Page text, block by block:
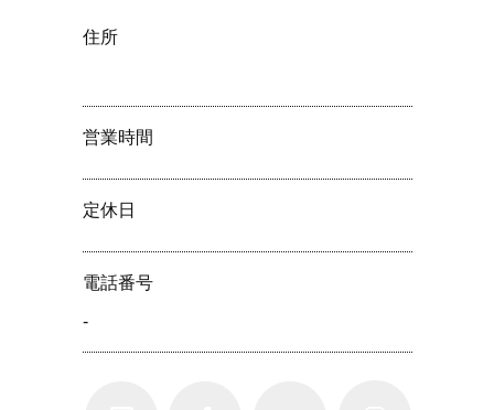
住所
営業時間
定休⽇
電話番号
-